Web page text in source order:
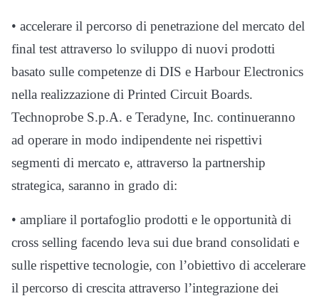
• accelerare il percorso di penetrazione del mercato del
final test attraverso lo sviluppo di nuovi prodotti
basato sulle competenze di DIS e Harbour Electronics
nella realizzazione di Printed Circuit Boards.
Technoprobe S.p.A. e Teradyne, Inc. continueranno
ad operare in modo indipendente nei rispettivi
segmenti di mercato e, attraverso la partnership
strategica, saranno in grado di:
• ampliare il portafoglio prodotti e le opportunità di
cross selling facendo leva sui due brand consolidati e
sulle rispettive tecnologie, con l’obiettivo di accelerare
il percorso di crescita attraverso l’integrazione dei